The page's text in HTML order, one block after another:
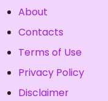
About
Contacts
Terms of Use
Privacy Policy
Disclaimer